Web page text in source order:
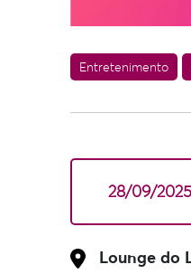
Entretenimento
28/09/2025
Lounge do